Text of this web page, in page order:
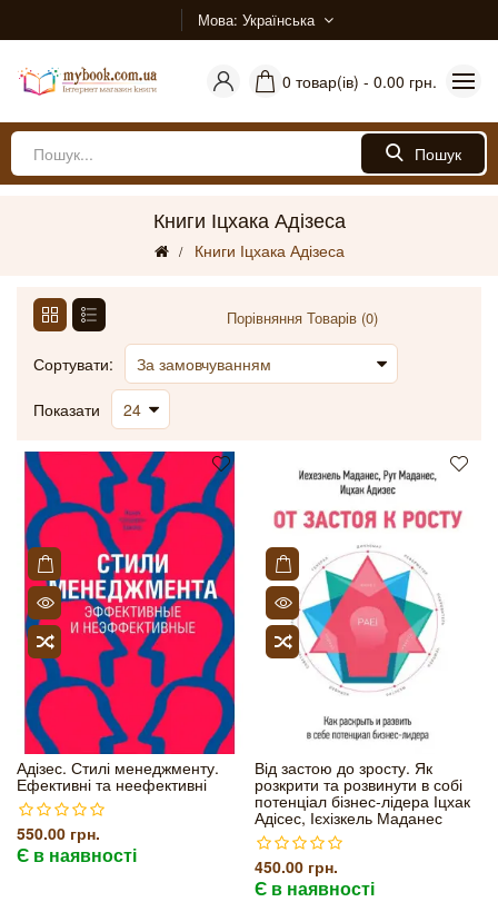
Мова Українська
0 товар(ів) - 0.00 грн.
Пошук
Книги Іцхака Адізеса
Книги Іцхака Адізеса
Порівняння Товарів (0)
Сортувати:
Показати
Адізес. Стилі менеджменту.
Ефективні та неефективні
550.00 грн.
Є в наявності
Від застою до зросту. Як
розкрити та розвинути в собі
потенціал бізнес-лідера Іцхак
Адісес, Ієхізкель Маданес
450.00 грн.
Є в наявності